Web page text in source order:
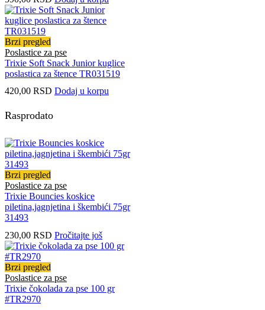
Brzi pregled
Poslastice za pse
Trixie Soft Snack Junior kuglice
poslastica za štence TR031519
420,00 RSD Dodaj u korpu
Rasprodato
Brzi pregled
Poslastice za pse
Trixie Bouncies koskice
piletina,jagnjetina i škembići 75gr
31493
230,00 RSD Pročitajte još
Brzi pregled
Poslastice za pse
Trixie čokolada za pse 100 gr
#TR2970